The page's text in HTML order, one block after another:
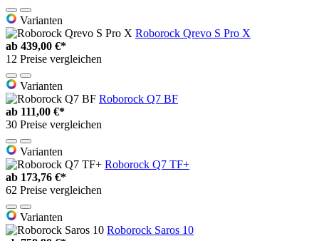
Varianten
Roborock Qrevo S Pro X
ab 439,00 €*
12 Preise vergleichen
Varianten
Roborock Q7 BF
ab 111,00 €*
30 Preise vergleichen
Varianten
Roborock Q7 TF+
ab 173,76 €*
62 Preise vergleichen
Varianten
Roborock Saros 10